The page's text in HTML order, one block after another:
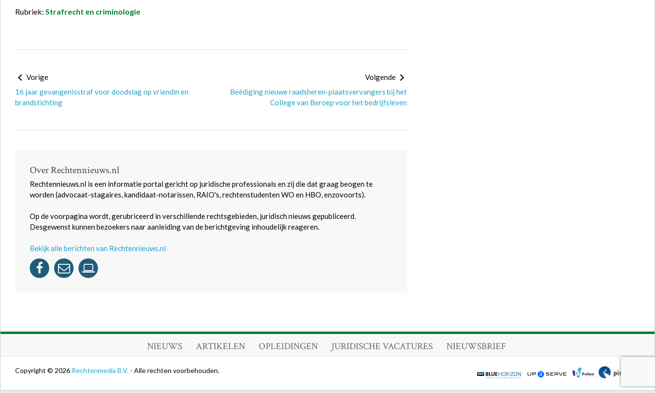
Rubriek: Strafrecht en criminologie
Vorige
16 jaar gevangenisstraf voor doodslag op vriendin en
brandstichting
Volgende
Beëdiging nieuwe raadsheren-plaatsvervangers bij het
College van Beroep voor het bedrijfsleven
Over Rechtennieuws.nl
Rechtennieuws.nl is een informatie portal gericht op juridische professionals en zij die dat graag beogen te
worden (advocaat-stagaires, kandidaat-notarissen, RAIO's, rechtenstudenten WO en HBO, enzovoorts).
Op de voorpagina wordt, gerubriceerd in verschillende rechtsgebieden, juridisch nieuws gepubliceerd.
Desgewenst kunnen bezoekers naar aanleiding van de berichtgeving inhoudelijk reageren.
Bekijk alle berichten van Rechtennieuws.nl
NIEUWS ARTIKELEN OPLEIDINGEN JURIDISCHE VACATURES NIEUWSBRIEF
Copyright © 2026 Rechtenmedia B.V. - Alle rechten voorbehouden.